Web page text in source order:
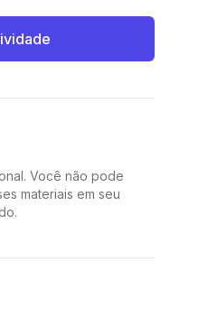
Você não pode
materiais em seu